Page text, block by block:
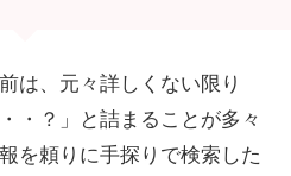
は、元々詳しくない限り
・？」と詰まることが多々
を頼りに手探りで検索した